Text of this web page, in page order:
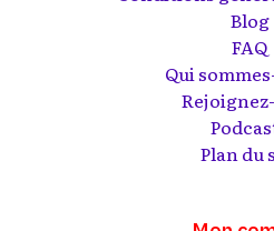
Blog
FAQ
Qui
Plan du